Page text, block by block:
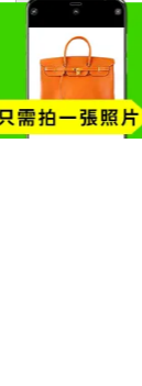
NTD 83,408
鑽石・珠寶